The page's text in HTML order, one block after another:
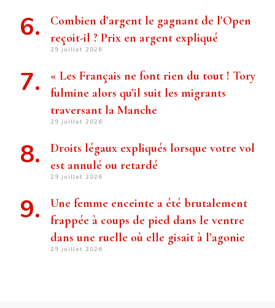
Combien d’argent le gagnant de l’Open
reçoit-il ? Prix ​​en argent expliqué
29 juillet 2026
« Les Français ne font rien du tout ! Tory
fulmine alors qu’il suit les migrants
traversant la Manche
29 juillet 2026
Droits légaux expliqués lorsque votre vol
est annulé ou retardé
29 juillet 2026
Une femme enceinte a été brutalement
frappée à coups de pied dans le ventre
dans une ruelle où elle gisait à l’agonie
29 juillet 2026